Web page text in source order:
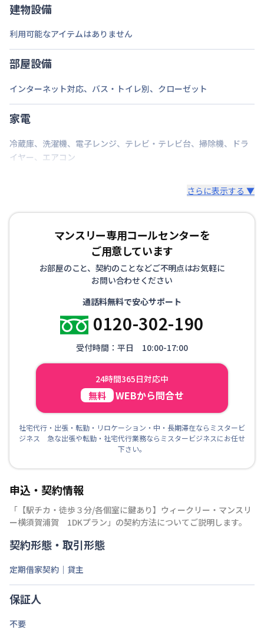
建物設備
利用可能なアイテムはありません
部屋設備
インターネット対応、 バス・トイレ別、 クローゼット
家電
冷蔵庫、 洗濯機、 電子レンジ、 テレビ・テレビ台、 掃除機、
ドラ
イヤー、 エアコン
さらに表示する ▼
マンスリー専用コールセンターを
ご用意しています
お部屋のこと、契約のことなどご不明点はお気軽に
お問い合わせください
通話料無料で安心サポート
0120-302-190
受付時間：平日 10:00-17:00
24時間365日対応中
無料 WEBから問合せ
社宅代行・出張・転勤・リロケーション・中・長期滞在ならミスタービ
ジネス 急な出張や転勤・社宅代行業務ならミスタービジネスにお任せ
下さい。
申込・契約情報
「 【駅チカ・徒歩３分/各個室に鍵あり】ウィークリー・マンスリ
ー横須賀浦賀 1DKプラン 」の契約方法についてご説明します。
契約形態・取引形態
定期借家契約｜貸主
保証人
不要